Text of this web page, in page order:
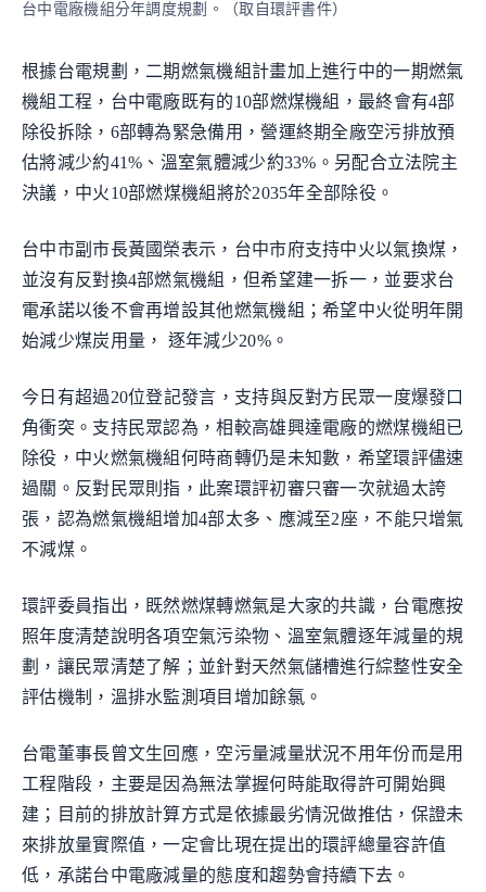
台中電廠機組分年調度規劃。（取自環評書件）
根據台電規劃，二期燃氣機組計畫加上進行中的一期燃氣
機組工程，台中電廠既有的10部燃煤機組，最終會有4部
除役拆除，6部轉為緊急備用，營運終期全廠空污排放預
估將減少約41%、溫室氣體減少約33%。另配合立法院主
決議，中火10部燃煤機組將於2035年全部除役。
台中市副市長黃國榮表示，台中市府支持中火以氣換煤，
並沒有反對換4部燃氣機組，但希望建一拆一，並要求台
電承諾以後不會再增設其他燃氣機組；希望中火從明年開
始減少煤炭用量， 逐年減少20%。
今日有超過20位登記發言，支持與反對方民眾一度爆發口
角衝突。支持民眾認為，相較高雄興達電廠的燃煤機組已
除役，中火燃氣機組何時商轉仍是未知數，希望環評儘速
過關。反對民眾則指，此案環評初審只審一次就過太誇
張，認為燃氣機組增加4部太多、應減至2座，不能只增氣
不減煤。
環評委員指出，既然燃煤轉燃氣是大家的共識，台電應按
照年度清楚說明各項空氣污染物、溫室氣體逐年減量的規
劃，讓民眾清楚了解；並針對天然氣儲槽進行綜整性安全
評估機制，溫排水監測項目增加餘氯。
台電董事長曾文生回應，空污量減量狀況不用年份而是用
工程階段，主要是因為無法掌握何時能取得許可開始興
建；目前的排放計算方式是依據最劣情況做推估，保證未
來排放量實際值，一定會比現在提出的環評總量容許值
低，承諾台中電廠減量的態度和趨勢會持續下去。